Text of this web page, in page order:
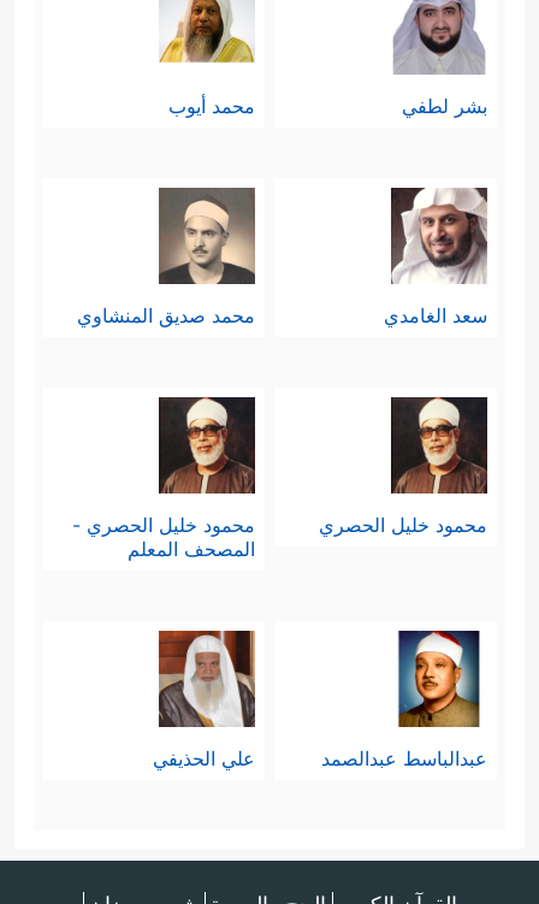
بشر لطفي محمد أيوب
سعد الغامدي محمد صديق المنشاوي
محمود خليل الحصري
محمود خليل الحصري -
المصحف المعلم
عبدالباسط عبدالصمد علي الحذيفي